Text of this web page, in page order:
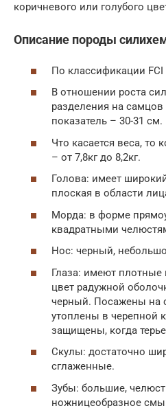
коричневого или голубого
Описание породы
По классификации
В отношении роста
разделения на
показатель – 30-31 см.
Что касается веса, то
– от 7,8кг до 8,2кг.
Голова: имеет
плоская в области
Морда: в форме
квадратными
Нос: черный,
Глаза: имеют плотные
цвет радужной
черный. Посажены на
утоплены в черепной
защищены, когда
Скулы: достаточно
сглаженные.
Зубы: большие,
ножницеобразное